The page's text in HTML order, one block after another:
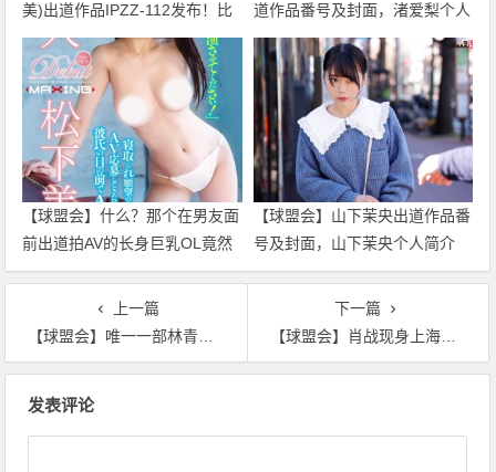
美)出道作品IPZZ-112发布！比
偶像更偶像的脸蛋！经验值几乎
是0的超级新秀！
道作品番号及封面，渚爱梨个人
简介
【球盟会】什么？那个在男友面
前出道拍AV的长身巨乳OL竟然
被无码卖家捕获下马了！
【球盟会】山下茉央出道作品番
号及封面，山下茉央个人简介
上一篇
【球盟会】唯一一部林青霞把刘嘉玲变成了“空气”的电影，经典之作难以再现
下一篇
【球盟会】肖战现身上海街头，逛街去看话剧满满烟火味
发表评论